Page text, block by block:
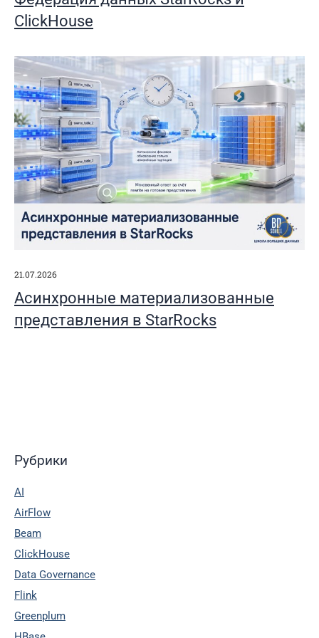
ClickHouse
21.07.2026
Асинхронные материализованные
представления в StarRocks
Рубрики
AI
AirFlow
Beam
ClickHouse
Data Governance
Flink
Greenplum